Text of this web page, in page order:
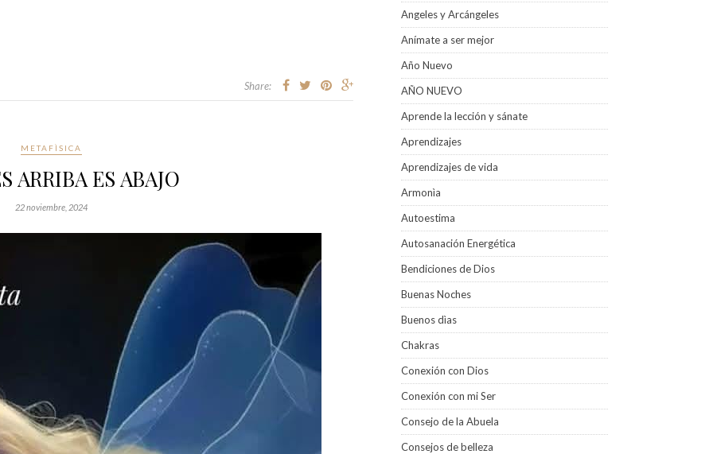
Share:
METAFÌSICA
ARRIBA ES ABAJO
22 noviembre, 2024
Angeles y Arcángeles
Anímate a ser mejor
Año Nuevo
AÑO NUEVO
Aprende la lección y sánate
Aprendizajes
Aprendizajes de vida
Armonìa
Autoestima
Autosanación Energética
Bendiciones de Dios
Buenas Noches
Buenos dìas
Chakras
Conexión con Dios
Conexión con mi Ser
Consejo de la Abuela
Consejos de belleza